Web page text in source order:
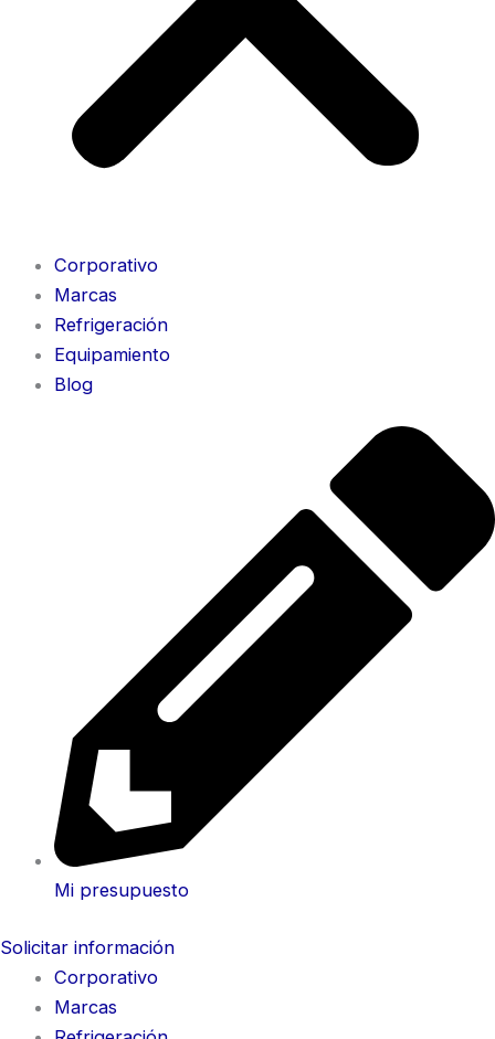
Corporativo
Marcas
Refrigeración
Equipamiento
Blog
Mi presupuesto
Solicitar información
Corporativo
Marcas